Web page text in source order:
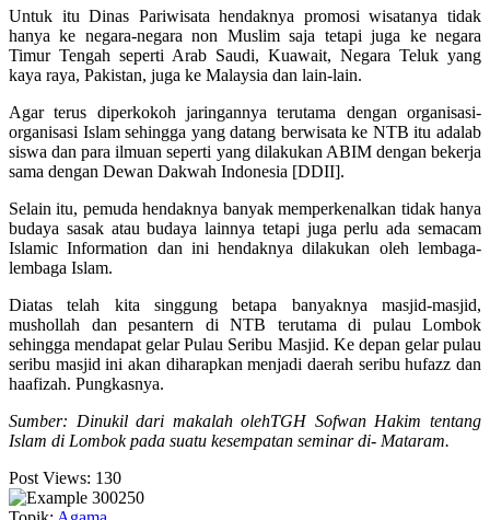
Untuk itu Dinas Pariwisata hendaknya promosi wisatanya tidak
hanya ke negara-negara non Muslim saja tetapi juga ke negara
Timur Tengah seperti Arab Saudi, Kuawait, Negara Teluk yang
kaya raya, Pakistan, juga ke Malaysia dan lain-lain.
Agar terus diperkokoh jaringannya terutama dengan organisasi-
organisasi Islam sehingga yang datang berwisata ke NTB itu adalab
siswa dan para ilmuan seperti yang dilakukan ABIM dengan bekerja
sama dengan Dewan Dakwah Indonesia [DDII].
Selain itu, pemuda hendaknya banyak memperkenalkan tidak hanya
budaya sasak atau budaya lainnya tetapi juga perlu ada semacam
Islamic Information dan ini hendaknya dilakukan oleh lembaga-
lembaga Islam.
Diatas telah kita singgung betapa banyaknya masjid-masjid,
mushollah dan pesantern di NTB terutama di pulau Lombok
sehingga mendapat gelar Pulau Seribu Masjid. Ke depan gelar pulau
seribu masjid ini akan diharapkan menjadi daerah seribu hufazz dan
haafizah. Pungkasnya.
Sumber: Dinukil dari makalah olehTGH Sofwan Hakim tentang
Islam di Lombok pada suatu kesempatan seminar di- Mataram.
Post Views: 130